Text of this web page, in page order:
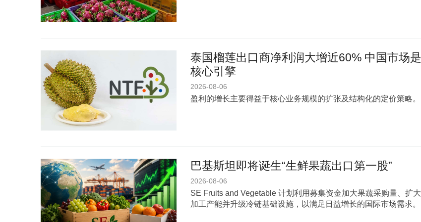
泰国榴莲出口商净利润大增近60% 中国市场是
核心引擎
2026-08-06
盈利的增长主要得益于核心业务规模的扩张及结构化的定价策略。
巴基斯坦即将诞生“生鲜果蔬出口第一股”
2026-08-06
SE Fruits and Vegetable 计划利用募集资金加大果蔬采购量、扩大
加工产能并升级冷链基础设施，以满足日益增长的国际市场需求。